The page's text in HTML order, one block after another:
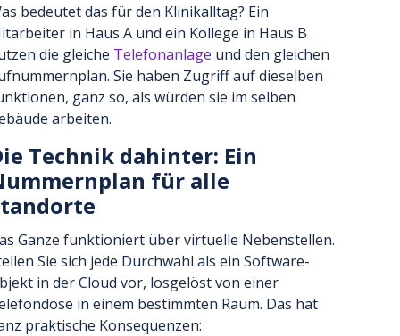
bedeutet das für den Klinikalltag? Ein
in Haus A und ein Kollege in Haus B
die gleiche Telefonanlage und den gleichen
Sie haben Zugriff auf dieselben
ganz so, als würden sie im selben
arbeiten.
Technik dahinter: Ein
für alle
Ganze funktioniert über virtuelle Nebenstellen.
Sie sich jede Durchwahl als ein Software-
in der Cloud vor, losgelöst von einer
in einem bestimmten Raum. Das hat
praktische Konsequenzen: